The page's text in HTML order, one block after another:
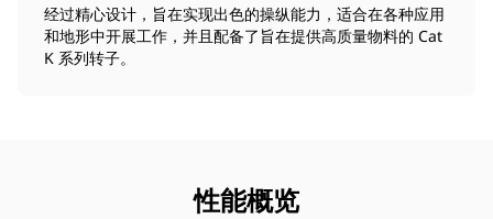
经过精心设计，旨在实现出色的操纵能力，适合在各种应用
和地形中开展工作，并且配备了旨在提供高质量物料的 Cat
K 系列转子。
性能概览